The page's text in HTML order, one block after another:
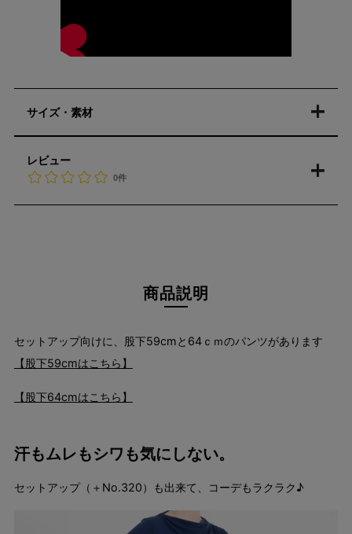
サイズ・素材
レビュー
0件
商品説明
セットアップ向けに、股下59cmと64ｃｍのパンツがあります
【股下59cmはこちら】
【股下64cmはこちら】
汗もムレもシワも気にしない。
セットアップ（＋No.320）も出来て、コーデもラクラク♪